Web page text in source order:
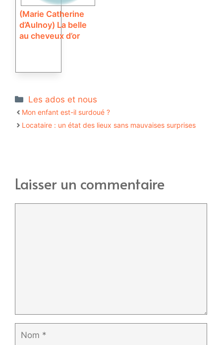
(Marie Catherine
d’Aulnoy) La belle
au cheveux d’or
Catégories
Les ados et nous
Mon enfant est-il surdoué ?
Locataire : un état des lieux sans mauvaises surprises
Laisser un commentaire